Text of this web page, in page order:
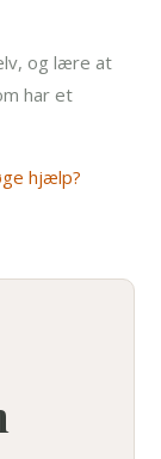
og lære at
har et
hjælp?